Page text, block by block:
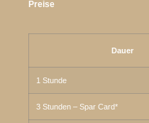
Preise
Dauer
1 Stunde
3 Stunden – Spar Card*